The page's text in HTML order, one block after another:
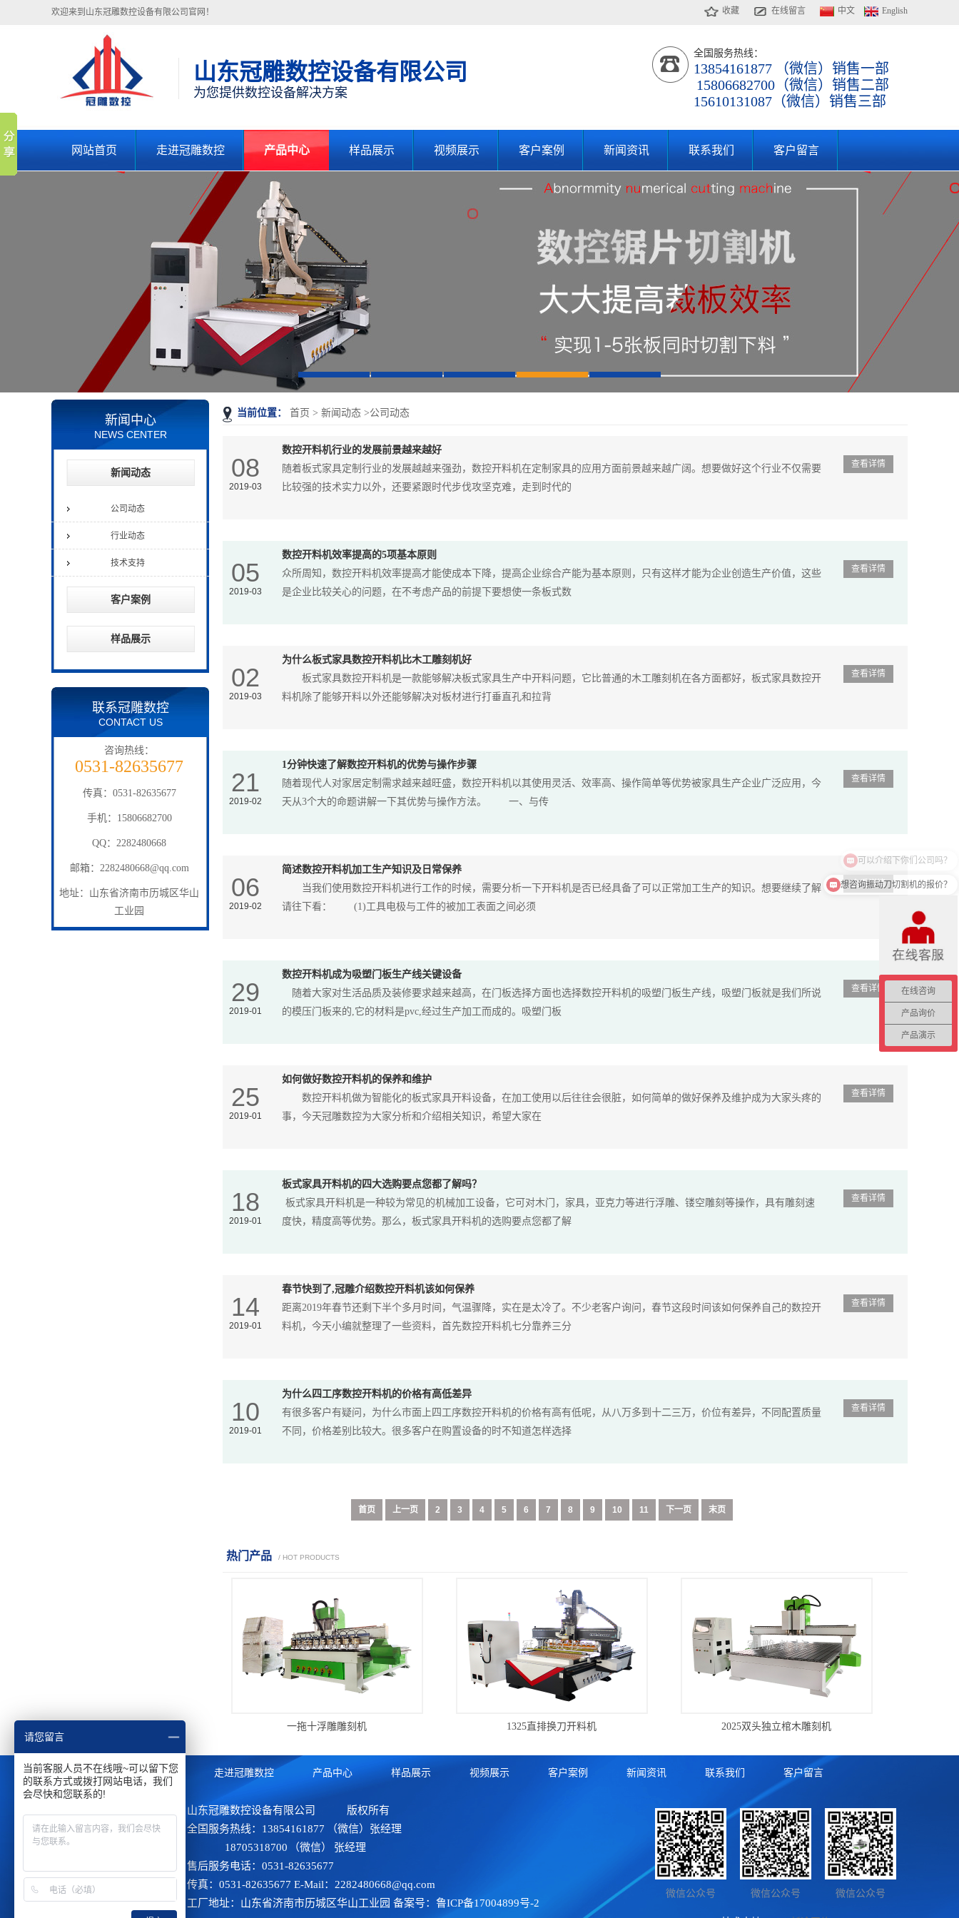
收藏 在线留言 中文 English
欢迎来到山东冠雕数控设备有限公司官网！
全国服务热线：
13854161877 （微信）销售一部
15806682700（微信）销售二部
15610131087（微信）销售三部
山东冠雕数控设备有限公司
为您提供数控设备解决方案
网站首页 走进冠雕数控 产品中心 样品展示 视频展示 客户案例 新闻资讯 联系我们 客户留言
当前位置： 首页 > 新闻动态 >公司动态
查看详情
08
2019-03
数控开料机行业的发展前景越来越好
随着板式家具定制行业的发展越越来强劲，数控开料机在定制家具的应用方面前景越来越广阔。想要做好这个行业不仅需要
比较强的技术实力以外，还要紧跟时代步伐攻坚克难，走到时代的
查看详情
05
2019-03
数控开料机效率提高的5项基本原则
众所周知，数控开料机效率提高才能使成本下降，提高企业综合产能为基本原则，只有这样才能为企业创造生产价值，这些
是企业比较关心的问题，在不考虑产品的前提下要想使一条板式数
查看详情
02
2019-03
为什么板式家具数控开料机比木工雕刻机好
板式家具数控开料机是一款能够解决板式家具生产中开料问题，它比普通的木工雕刻机在各方面都好，板式家具数控开
料机除了能够开料以外还能够解决对板材进行打垂直孔和拉背
查看详情
21
2019-02
1分钟快速了解数控开料机的优势与操作步骤
随着现代人对家居定制需求越来越旺盛，数控开料机以其使用灵活、效率高、操作简单等优势被家具生产企业广泛应用，今
天从3个大的命题讲解一下其优势与操作方法。 一、与传
查看详情
06
2019-02
简述数控开料机加工生产知识及日常保养
当我们使用数控开料机进行工作的时候，需要分析一下开料机是否已经具备了可以正常加工生产的知识。想要继续了解
请往下看： (1)工具电极与工件的被加工表面之间必须
查看详情
29
2019-01
数控开料机成为吸塑门板生产线关键设备
随着大家对生活品质及装修要求越来越高，在门板选择方面也选择数控开料机的吸塑门板生产线，吸塑门板就是我们所说
的模压门板来的,它的材料是pvc,经过生产加工而成的。吸塑门板
查看详情
25
2019-01
如何做好数控开料机的保养和维护
数控开料机做为智能化的板式家具开料设备，在加工使用以后往往会很脏，如何简单的做好保养及维护成为大家头疼的
事，今天冠雕数控为大家分析和介绍相关知识，希望大家在
查看详情
18
2019-01
板式家具开料机的四大选购要点您都了解吗？
板式家具开料机是一种较为常见的机械加工设备，它可对木门，家具，亚克力等进行浮雕、镂空雕刻等操作，具有雕刻速
度快，精度高等优势。那么，板式家具开料机的选购要点您都了解
查看详情
14
2019-01
春节快到了,冠雕介绍数控开料机该如何保养
距离2019年春节还剩下半个多月时间，气温骤降，实在是太冷了。不少老客户询问，春节这段时间该如何保养自己的数控开
料机，今天小编就整理了一些资料，首先数控开料机七分靠养三分
查看详情
10
2019-01
为什么四工序数控开料机的价格有高低差异
有很多客户有疑问，为什么市面上四工序数控开料机的价格有高有低呢，从八万多到十二三万，价位有差异，不同配置质量
不同，价格差别比较大。很多客户在购置设备的时不知道怎样选择
首页 上一页 2 3 4 5 6 7 8 9 10 11 下一页 末页
热门产品 / HOT PRODUCTS
一拖十浮雕雕刻机 1325直排换刀开料机 2025双头独立棺木雕刻机
新闻中心
NEWS CENTER
新闻动态
公司动态
行业动态
技术支持
客户案例
样品展示
联系冠雕数控
CONTACT US
咨询热线：
0531-82635677
传真：0531-82635677
手机：15806682700
QQ：2282480668
邮箱： 2282480668@qq.com
地址：山东省济南市历城区华山
工业园
网站首页 走进冠雕数控 产品中心 样品展示 视频展示 客户案例 新闻资讯 联系我们 客户留言
山东冠雕数控设备有限公司
版权所有
全国服务热线：13854161877 （微信）张经理
18705318700 （微信） 张经理
售后服务电话：0531-82635677
传真：0531-82635677 E-Mail：2282480668@qq.com
工厂地址：山东省济南市历城区华山工业园 备案号： 鲁ICP备17004899号-2
微信公众号 微信公众号
微信公众号
在线咨询
产品询价
产品演示
想咨询振动刀切割机的报价？
请您留言
当前客服人员不在线哦~可以留下您
的联系方式或拨打网站电话，我们
会尽快和您联系的!